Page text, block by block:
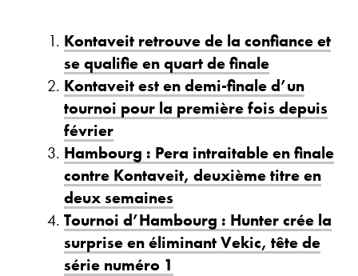
Kontaveit retrouve de la confiance et
se qualifie en quart de finale
Kontaveit est en demi-finale d’un
tournoi pour la première fois depuis
février
Hambourg : Pera intraitable en finale
contre Kontaveit, deuxième titre en
deux semaines
Tournoi d’Hambourg : Hunter crée la
surprise en éliminant Vekic, tête de
série numéro 1